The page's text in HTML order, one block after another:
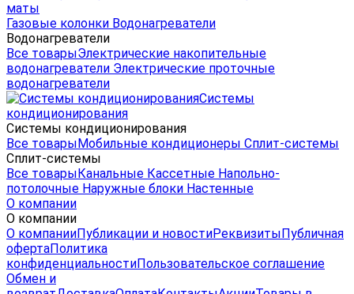
маты
Газовые колонки Водонагреватели
Водонагреватели
Все товарыЭлектрические накопительные
водонагреватели Электрические проточные
водонагреватели
Системы
кондиционирования
Системы кондиционирования
Все товарыМобильные кондиционеры Сплит-системы
Сплит-системы
Все товарыКанальные Кассетные Напольно-
потолочные Наружные блоки Настенные
О компании
О компании
О компанииПубликации и новостиРеквизитыПубличная
офертаПолитика
конфиденциальностиПользовательское соглашение
Обмен и